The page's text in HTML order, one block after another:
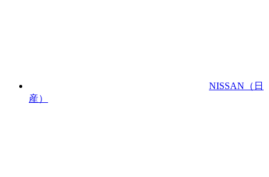
NISSAN （日
産）